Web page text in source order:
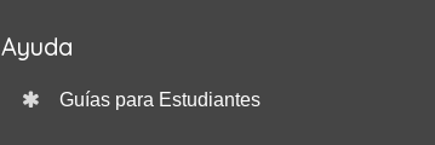
Ayuda
Guías para Estudiantes